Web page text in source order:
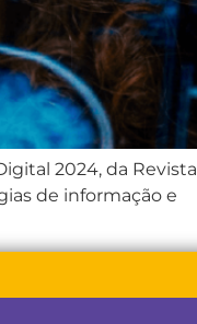
2024, da Revista
de informação e